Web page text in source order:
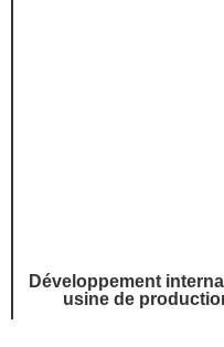
Développement
usine de